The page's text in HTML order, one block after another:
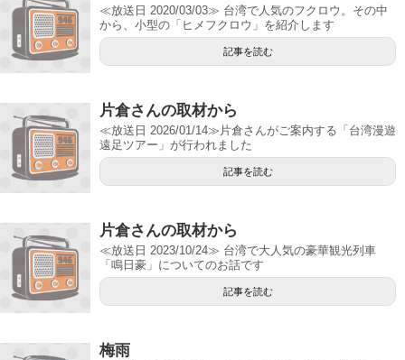
≪放送日 2020/03/03≫ 台湾で人気のフクロウ。その中
から、小型の「ヒメフクロウ」を紹介します
記事を読む
片倉さんの取材から
≪放送日 2026/01/14≫片倉さんがご案内する「台湾漫遊
遠足ツアー」が行われました
記事を読む
片倉さんの取材から
≪放送日 2023/10/24≫ 台湾で大人気の豪華観光列車
「鳴日豪」についてのお話です
記事を読む
梅雨